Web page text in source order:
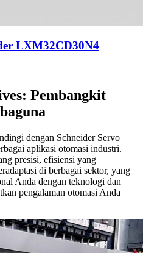
LXM32CD30N4
Pembangkit
dengan Schneider Servo
aplikasi otomasi industri.
presisi, efisiensi yang
di berbagai sektor, yang
Anda dengan teknologi dan
pengalaman otomasi Anda